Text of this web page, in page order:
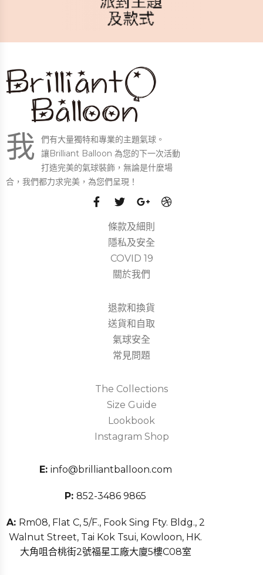
我
們有大量獨特和專業的主題氣球。
讓Brilliant Balloon 為您的下一次活動
打造完美的氣球裝飾，無論是什麼場
合，我們都力求完美，為您們呈現！
條款及細則
隱私及安全
COVID 19
關於我們
退款和換貨
送貨和自取
氣球安全
常見問題
The Collections
Size Guide
Lookbook
Instagram Shop
E: info@brilliantballoon.com
P: 852-3486 9865
A: Rm08, Flat C, 5/F., Fook Sing Fty. Bldg., 2
Walnut Street, Tai Kok Tsui, Kowloon, HK.
大角咀合桃街2號福星工廠大廈5樓C08室